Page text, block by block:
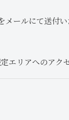
ールにて送付い
エリアへのアク